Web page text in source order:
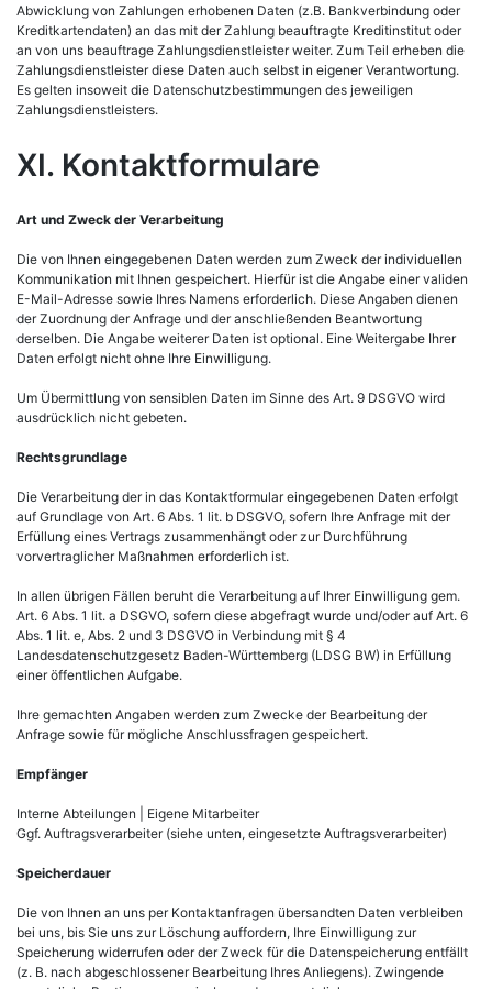
Abwicklung von Zahlungen erhobenen Daten (z.B. Bankverbindung oder
Kreditkartendaten) an das mit der Zahlung beauftragte Kreditinstitut oder
an von uns beauftrage Zahlungsdienstleister weiter. Zum Teil erheben die
Zahlungsdienstleister diese Daten auch selbst in eigener Verantwortung.
Es gelten insoweit die Datenschutzbestimmungen des jeweiligen
Zahlungsdienstleisters.
XI. Kontaktformulare
Art und Zweck der Verarbeitung
Die von Ihnen eingegebenen Daten werden zum Zweck der individuellen
Kommunikation mit Ihnen gespeichert. Hierfür ist die Angabe einer validen
E-Mail-Adresse sowie Ihres Namens erforderlich. Diese Angaben dienen
der Zuordnung der Anfrage und der anschließenden Beantwortung
derselben. Die Angabe weiterer Daten ist optional. Eine Weitergabe Ihrer
Daten erfolgt nicht ohne Ihre Einwilligung.
Um Übermittlung von sensiblen Daten im Sinne des Art. 9 DSGVO wird
ausdrücklich nicht gebeten.
Rechtsgrundlage
Die Verarbeitung der in das Kontaktformular eingegebenen Daten erfolgt
auf Grundlage von Art. 6 Abs. 1 lit. b DSGVO, sofern Ihre Anfrage mit der
Erfüllung eines Vertrags zusammenhängt oder zur Durchführung
vorvertraglicher Maßnahmen erforderlich ist.
In allen übrigen Fällen beruht die Verarbeitung auf Ihrer Einwilligung gem.
Art. 6 Abs. 1 lit. a DSGVO, sofern diese abgefragt wurde und/oder auf Art. 6
Abs. 1 lit. e, Abs. 2 und 3 DSGVO in Verbindung mit § 4
Landesdatenschutzgesetz Baden-Württemberg (LDSG BW) in Erfüllung
einer öffentlichen Aufgabe.
Ihre gemachten Angaben werden zum Zwecke der Bearbeitung der
Anfrage sowie für mögliche Anschlussfragen gespeichert.
Empfänger
Interne Abteilungen | Eigene Mitarbeiter
Ggf. Auftragsverarbeiter (siehe unten, eingesetzte Auftragsverarbeiter)
Speicherdauer
Die von Ihnen an uns per Kontaktanfragen übersandten Daten verbleiben
bei uns, bis Sie uns zur Löschung auffordern, Ihre Einwilligung zur
Speicherung widerrufen oder der Zweck für die Datenspeicherung entfällt
(z. B. nach abgeschlossener Bearbeitung Ihres Anliegens). Zwingende